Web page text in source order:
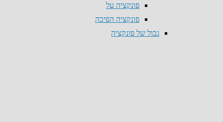
פונקציה על
פונקציה הפיכה
גבול של פונקציה